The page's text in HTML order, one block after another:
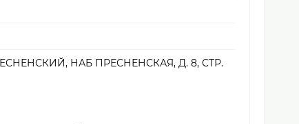
НАБ ПРЕСНЕНСКАЯ, Д. 8, СТР.